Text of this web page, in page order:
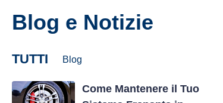
Blog e Notizie
TUTTI Blog
Come Mantenere il Tuo
Blog&News
Chi Siamo